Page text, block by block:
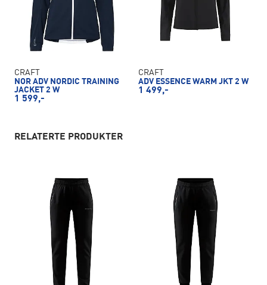
CRAFT
NOR ADV NORDIC TRAINING
JACKET 2 W
1 599,-
CRAFT
ADV ESSENCE WARM JKT 2 W
1 499,-
RELATERTE PRODUKTER